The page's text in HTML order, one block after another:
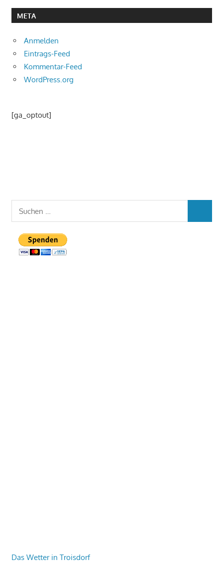
META
Anmelden
Eintrags-Feed
Kommentar-Feed
WordPress.org
[ga_optout]
Das Wetter in Troisdorf